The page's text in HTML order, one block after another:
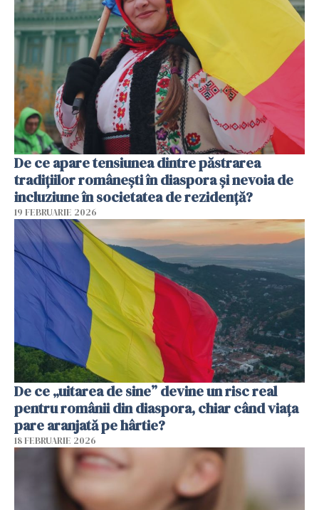
De ce apare tensiunea dintre păstrarea
tradițiilor românești în diaspora și nevoia de
incluziune în societatea de rezidență?
19 FEBRUARIE 2026
De ce „uitarea de sine” devine un risc real
pentru românii din diaspora, chiar când viața
pare aranjată pe hârtie?
18 FEBRUARIE 2026